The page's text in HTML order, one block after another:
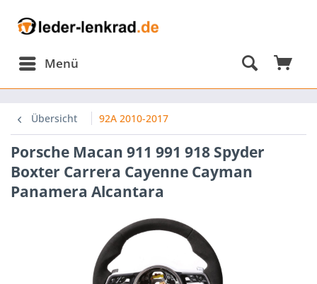
Menü
Übersicht 92A 2010-2017
Session/PdoSessionHandler.php:584
Session/PdoSessionHandler.php(584):
Session/PdoSessionHandler.php(303):
Porsche Macan 911 991 918 Spyder
Boxter Carrera Cayenne Cayman
Panamera Alcantara